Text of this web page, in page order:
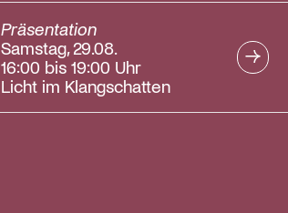
Präsentation
Samstag, 29.08.
16:00 bis 19:00 Uhr
Licht im Klangschatten